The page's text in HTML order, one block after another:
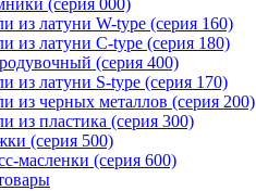
(серия 000)
из латуни W-type (серия 160)
из латуни С-type (серия 180)
(серия 400)
из латуни S-type (серия 170)
из черных металлов (серия 200)
из пластика (серия 300)
(серия 500)
масленки (серия 600)